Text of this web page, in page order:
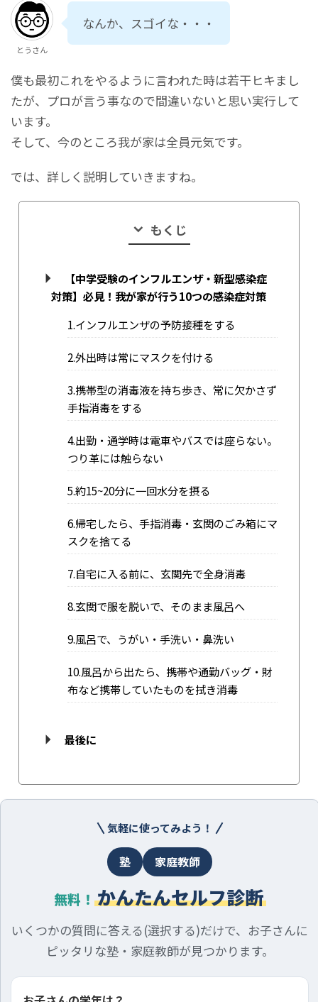
とうさん
なんか、スゴイな・・・
僕も最初これをやるように言われた時は若干ヒキまし
たが、プロが言う事なので間違いないと思い実行して
います。
そして、今のところ我が家は全員元気です。
では、詳しく説明していきますね。
もくじ
【中学受験のインフルエンザ・新型感染症
対策】必見！我が家が行う10つの感染症対策
1.インフルエンザの予防接種をする
2.外出時は常にマスクを付ける
3.携帯型の消毒液を持ち歩き、常に欠かさず
手指消毒をする
4.出勤・通学時は電車やバスでは座らない。
つり革には触らない
5.約15~20分に一回水分を摂る
6.帰宅したら、手指消毒・玄関のごみ箱にマ
スクを捨てる
7.自宅に入る前に、玄関先で全身消毒
8.玄関で服を脱いで、そのまま風呂へ
9.風呂で、うがい・手洗い・鼻洗い
10.風呂から出たら、携帯や通勤バッグ・財
布など携帯していたものを拭き消毒
最後に
気軽に使ってみよう！
塾 家庭教師
無料！ かんたんセルフ診断
いくつかの質問に答える(選択する)だけで、お子さんに
ピッタリな塾・家庭教師が見つかります。